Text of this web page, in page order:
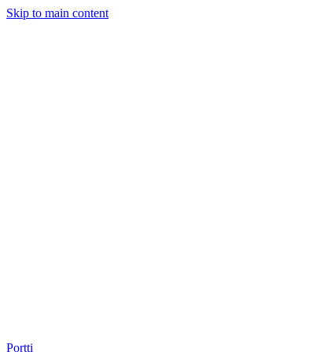
Skip to main content
Portti